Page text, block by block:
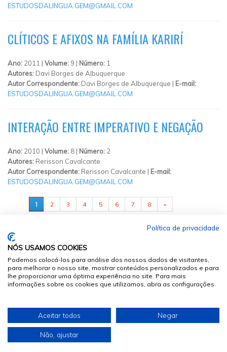
ESTUDOSDALINGUA.GEM@GMAIL.COM
CLÍTICOS E AFIXOS NA FAMÍLIA KARIRÍ
Ano: 2011 | Volume: 9 | Número: 1
Autores: Davi Borges de Albuquerque
Autor Correspondente: Davi Borges de Albuquerque | E-mail:
ESTUDOSDALINGUA.GEM@GMAIL.COM
INTERAÇÃO ENTRE IMPERATIVO E NEGAÇÃO
Ano: 2010 | Volume: 8 | Número: 2
Autores: Rerisson Cavalcante
Autor Correspondente: Rerisson Cavalcante | E-mail:
ESTUDOSDALINGUA.GEM@GMAIL.COM
PÁGINAS
1 2 3 4 5 6 7 8 »
© 2026 Sumários.org
. Todos os Direitos Reservados
Desenvolvido por
Política de privacidade
NÓS USAMOS COOKIES
Podemos colocá-los para análise dos nossos dados de visitantes,
para melhorar o nosso site, mostrar conteúdos personalizados e para
lhe proporcionar uma óptima experiência no site. Para mais
informações sobre os cookies que utilizamos, abra as configurações.
Aceitar todos Negar
Não, ajustar